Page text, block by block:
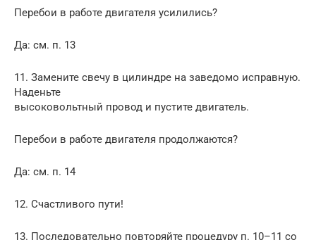
Перебои в работе двигателя усилились?
Да: см. п. 13
11. Замените свечу в цилиндре на заведомо исправную.
Наденьте
высоковольтный провод и пустите двигатель.
Перебои в работе двигателя продолжаются?
Да: см. п. 14
12. Счастливого пути!
13. Последовательно повторяйте процедуру п. 10–11 со